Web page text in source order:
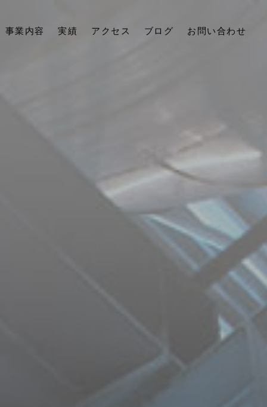
事業内容 実績 アクセス ブログ お問い合わせ